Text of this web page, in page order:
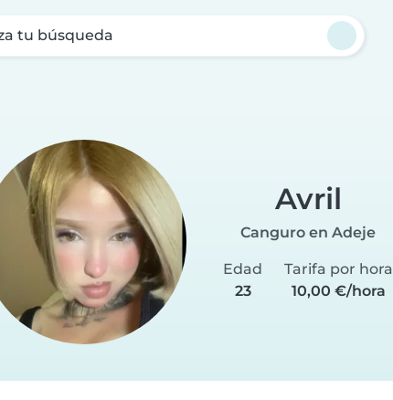
tu búsqueda
Avril
Canguro en Adeje
Edad
23
Tarifa por hora
10,00 €/hora